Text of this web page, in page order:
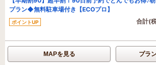
プラン◆無料駐車場付き【ECOプロ】
ポイントUP 合計(
MAPを見る プラ